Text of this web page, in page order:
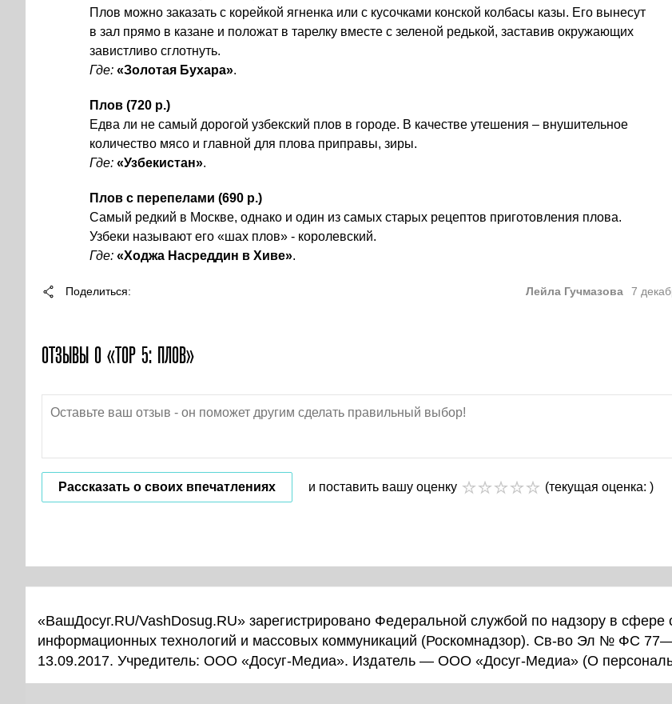
Плов можно заказать с корейкой ягненка или с кусочками конской колбасы казы. Его вынесут
в зал прямо в казане и положат в тарелку вместе с зеленой редькой, заставив окружающих
завистливо сглотнуть.
Где: «Золотая Бухара».
Плов (720 р.)
Едва ли не самый дорогой узбекский плов в городе. В качестве утешения – внушительное
количество мясо и главной для плова приправы, зиры.
Где: «Узбекистан».
Плов с перепелами (690 р.)
Самый редкий в Москве, однако и один из самых старых рецептов приготовления плова.
Узбеки называют его «шах плов» - королевский.
Где: «Ходжа Насреддин в Хиве».
Поделиться Лейла Гучмазова 7
ОТЗЫВЫ О «TOP 5: ПЛОВ»
Рассказать о своих впечатлениях и поставить вашу оценку (текущая оценка: )
«ВашДосуг.RU/VashDosug.RU» зарегистрировано Федеральной службой по надзору в сфере
информационных технологий и массовых коммуникаций (Роскомнадзор). Св-во Эл № ФС
13.09.2017. Учредитель: ООО «Досуг-Медиа». Издатель — ООО «Досуг-Медиа» (О